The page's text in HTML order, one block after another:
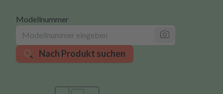
Modellnummer
Nach Produkt suchen